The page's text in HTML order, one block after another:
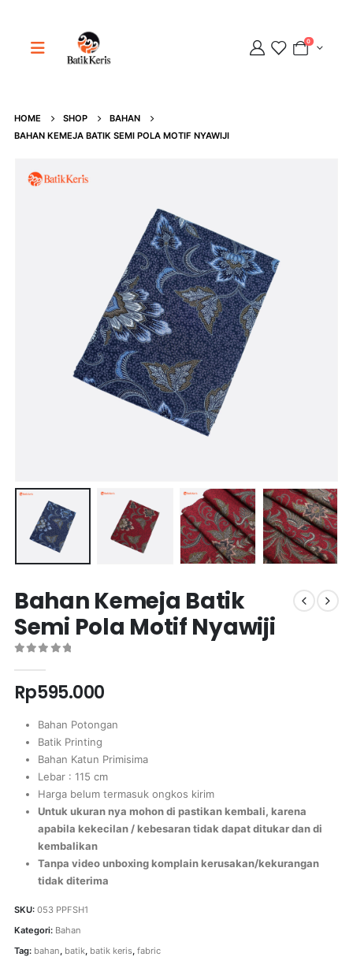
0
HOME SHOP
BAHAN
BAHAN KEMEJA BATIK SEMI POLA MOTIF NYAWIJI
Bahan Kemeja Batik
Semi Pola Motif Nyawiji
Rp595.000
Bahan Potongan
Batik Printing
Bahan Katun Primisima
Lebar : 115 cm
Harga belum termasuk ongkos kirim
Untuk ukuran nya mohon di pastikan kembali, karena
apabila kekecilan / kebesaran tidak dapat ditukar dan di
kembalikan
Tanpa video unboxing komplain kerusakan/kekurangan
tidak diterima
SKU: 053 PPFSH1
Kategori: Bahan
Tag: bahan batik, batik keris, fabric
Adipati